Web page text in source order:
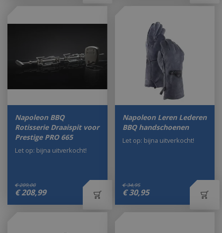
Napoleon BBQ
Rotisserie Draaispit voor
Prestige PRO 665
€ 209,00
€208,99
Let op: bijna uitverkocht!
Napoleon Leren Lederen
BBQ handschoenen
€ 34,95
€ 30,95
Let op: bijna uitverkocht!